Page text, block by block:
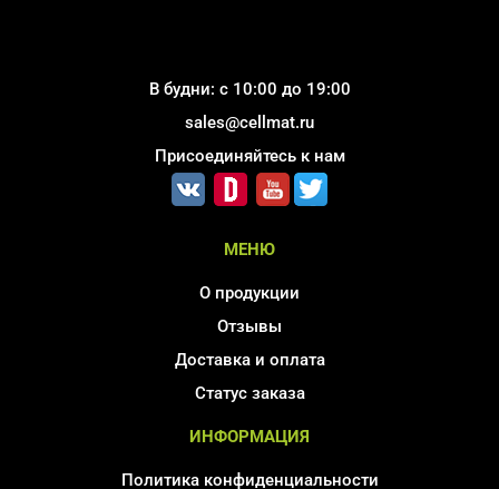
В будни: с 10:00 до 19:00
sales@cellmat.ru
Присоединяйтесь к нам
МЕНЮ
О продукции
Отзывы
Доставка и оплата
Статус заказа
ИНФОРМАЦИЯ
Политика конфиденциальности